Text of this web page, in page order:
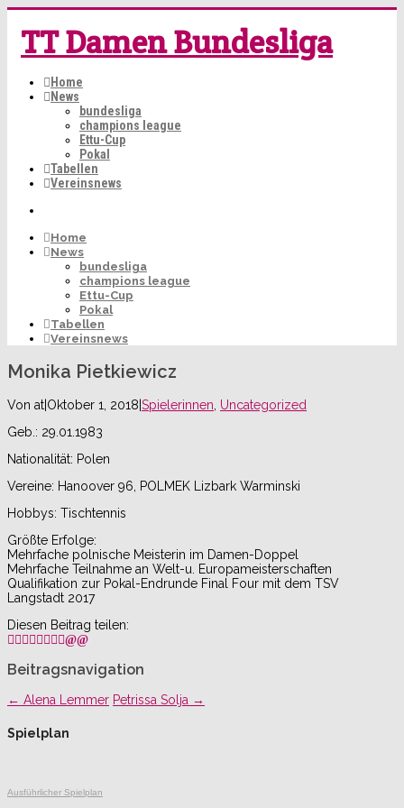
TT Damen Bundesliga
Home
News
bundesliga
champions league
Ettu-Cup
Pokal
Tabellen
Vereinsnews
Home
News
bundesliga
champions league
Ettu-Cup
Pokal
Tabellen
Vereinsnews
Monika Pietkiewicz
Von at|Oktober 1, 2018|Spielerinnen Uncategorized
Geb.: 29.01.1983
Nationalität: Polen
Vereine: Hanoover 96, POLMEK Lizbark Warminski
Hobbys: Tischtennis
Größte Erfolge:
Mehrfache polnische Meisterin im Damen-Doppel
Mehrfache Teilnahme an Welt-u. Europameisterschaften
Qualifikation zur Pokal-Endrunde Final Four mit dem TSV
Langstadt 2017
Diesen Beitrag teilen:
Beitragsnavigation
← Alena Lemmer Petrissa Solja →
Spielplan
Ausführlicher Spielplan